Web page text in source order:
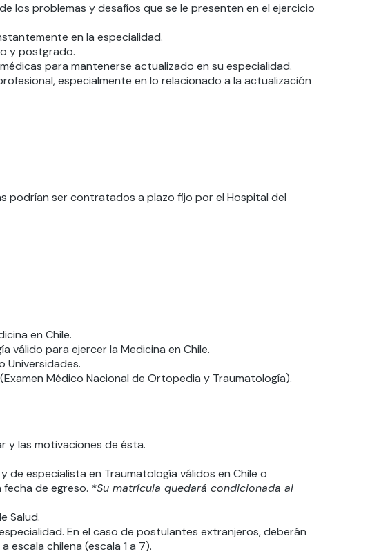
los problemas y desafíos que se le presenten en el ejercicio
en la especialidad.
y postgrado.
para mantenerse actualizado en su especialidad.
especialmente en lo relacionado a la actualización
podrían ser contratados a plazo fijo por el Hospital del
en Chile.
válido para ejercer la Medicina en Chile.
Universidades.
Médico Nacional de Ortopedia y Traumatología).
y las motivaciones de ésta.
especialista en Traumatología válidos en Chile o
de egreso. *Su matrícula quedará condicionada al
Salud.
En el caso de postulantes extranjeros, deberán
chilena (escala 1 a 7).